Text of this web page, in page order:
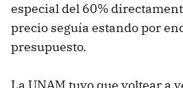
especial del 60%
precio seguía estando por
presupuesto.